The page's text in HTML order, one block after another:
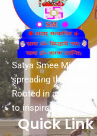
Satya Smee Mission
spreading the values
Rooted in ancient
to inspire a life of
Quick Link